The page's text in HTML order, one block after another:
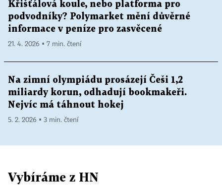
Křišťálová koule, nebo platforma pro
podvodníky? Polymarket mění důvěrné
informace v peníze pro zasvěcené
21. 4. 2026 ▪ 7 min. čtení
Na zimní olympiádu prosázejí Češi 1,2
miliardy korun, odhadují bookmakeři.
Nejvíc má táhnout hokej
5. 2. 2026 ▪ 3 min. čtení
Vybíráme z HN